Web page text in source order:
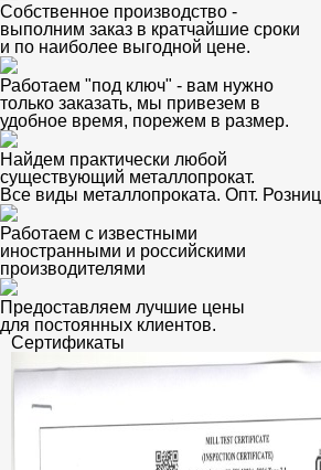
Собственное производство -
выполним заказ в кратчайшие сроки
и по наиболее выгодной цене.
Работаем "под ключ" - вам нужно
только заказать, мы привезем в
удобное время, порежем в размер.
Найдем практически любой
существующий металлопрокат.
Все виды металлопроката. Опт.
Работаем с известными
иностранными и российскими
производителями
Предоставляем лучшие цены
для постоянных клиентов.
Сертификаты